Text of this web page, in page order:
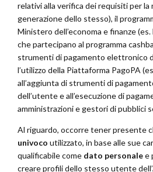
relativi alla verifica dei requisiti per la
generazione dello stesso), il
Ministero dell’economa e finanze
che partecipano al programma
strumenti di pagamento elettronico
l’utilizzo della Piattaforma PagoPA
all’aggiunta di strumenti di
dell’utente e all’esecuzione di
amministrazioni e gestori di pubblici
Al riguardo, occorre tener presente
univoco utilizzato, in base alle sue
qualificabile come dato personalee
creare profili dello stesso utente